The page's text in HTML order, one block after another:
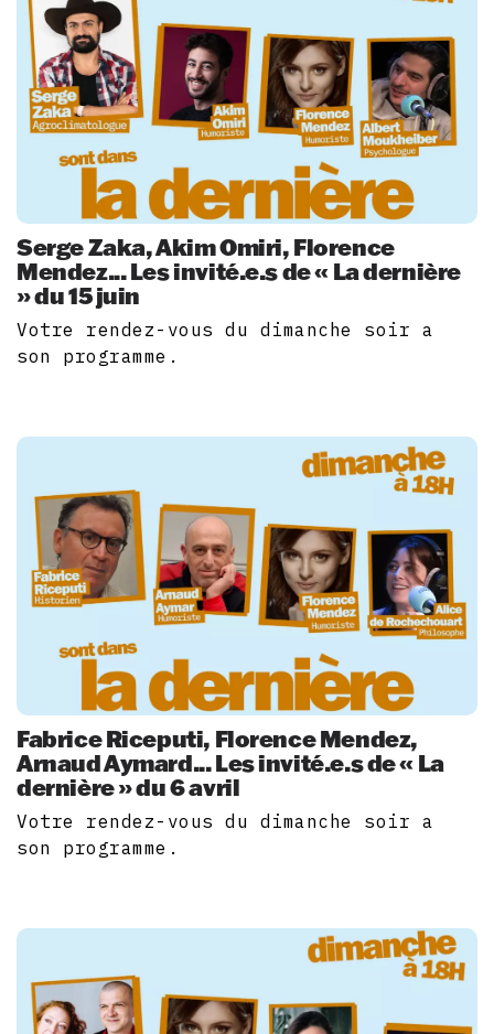
Serge Zaka, Akim Omiri, Florence
Mendez... Les invité.e.s de « La dernière
» du 15 juin
Votre rendez-vous du dimanche soir a
son programme.
Fabrice Riceputi, Florence Mendez,
Arnaud Aymard... Les invité.e.s de « La
dernière » du 6 avril
Votre rendez-vous du dimanche soir a
son programme.